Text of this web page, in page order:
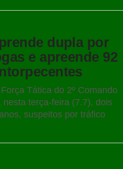
dupla por
e apreende 92
Tática do 2º Comando
nesta terça-feira (7.7), dois
suspeitos por tráfico